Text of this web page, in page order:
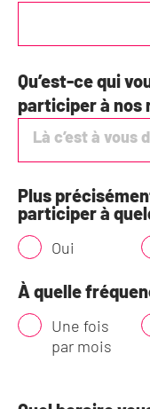
Qu’est-ce qui
participer à nos
Plus
participer à
Oui
À quelle
Une fois
par mois